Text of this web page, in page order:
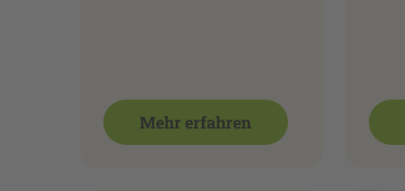
Mehr erfahren